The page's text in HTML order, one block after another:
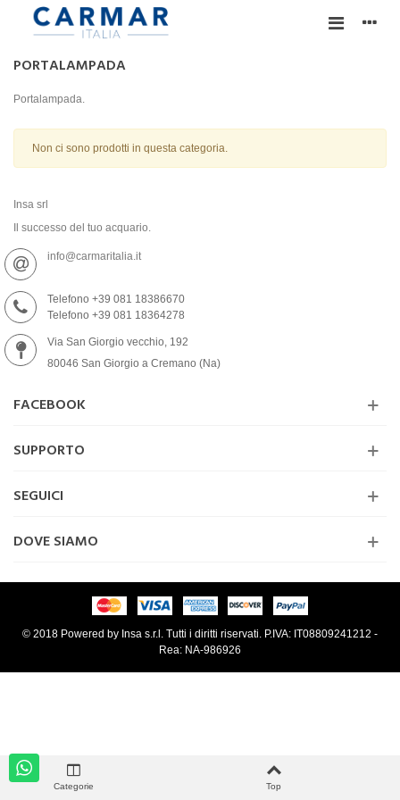
PORTALAMPADA
Portalampada.
Non ci sono prodotti in questa categoria.
Insa srl
Il successo del tuo acquario.
info@carmaritalia.it
Telefono +39 081 18386670
Telefono +39 081 18364278
Via San Giorgio vecchio, 192
80046 San Giorgio a Cremano (Na)
FACEBOOK
SUPPORTO
SEGUICI
DOVE SIAMO
© 2018 Powered by Insa s.r.l. Tutti i diritti riservati. P.IVA: IT08809241212 -
Rea: NA-986926
Categorie Top